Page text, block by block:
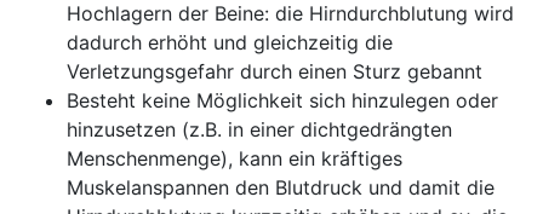
Hochlagern der Beine: die Hirndurchblutung wird
dadurch erhöht und gleichzeitig die
Verletzungsgefahr durch einen Sturz gebannt
Besteht keine Möglichkeit sich hinzulegen oder
hinzusetzen (z.B. in einer dichtgedrängten
Menschenmenge), kann ein kräftiges
Muskelanspannen den Blutdruck und damit die